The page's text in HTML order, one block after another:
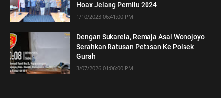
Hoax Jelang Pemilu 2024
1/10/2023 06:41:00 PM
Dengan Sukarela, Remaja Asal Wonojoyo
Serahkan Ratusan Petasan Ke Polsek
Gurah
3/07/2026 01:06:00 PM